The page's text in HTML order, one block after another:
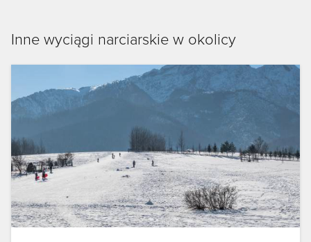
Inne wyciągi narciarskie w okolicy